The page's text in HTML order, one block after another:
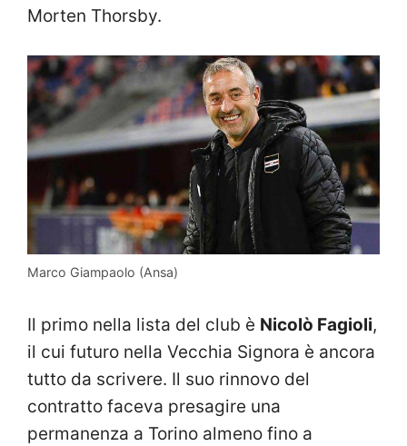
Morten Thorsby.
Marco Giampaolo (Ansa)
Il primo nella lista del club è Nicolò Fagioli,
il cui futuro nella Vecchia Signora è ancora
tutto da scrivere. Il suo rinnovo del
contratto faceva presagire una
permanenza a Torino almeno fino a